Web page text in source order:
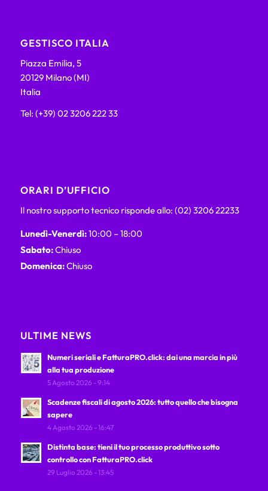
GESTISCO ITALIA
Piazza Emilia, 5
20129 Milano (MI)
Italia
Tel: (+39) 02 3206 222 33
ORARI D’UFFICIO
Il nostro supporto tecnico risponde allo: (02) 3206 22233
Lunedì-Venerdì:10:00 – 18:00
Sabato:Chiuso
Domenica:Chiuso
ULTIME NEWS
Numeri seriali e FatturaPRO.click: dai una marcia in più
alla tua produzione
5 Agosto 2026 - 9:14
Scadenze fiscali di agosto 2026: tutto quello che bisogna
sapere
4 Agosto 2026 - 16:47
Distinta base: tieni il tuo processo produttivo sotto
controllo con FatturaPRO.click
29 Luglio 2026 - 13:45